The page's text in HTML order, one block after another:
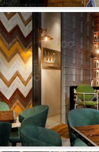
BẮC KIM THANG
Nhà hàng Bắc Kim Thang được
phong cách Việt Nam dân gian
Chi tiết